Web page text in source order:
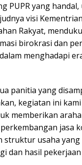
PUPR yang
visi
Rakyat,
birokrasi dan
menghadapi
panitia yang
kegiatan ini
memberikan
jasa
struktur usaha yang
dan hasil